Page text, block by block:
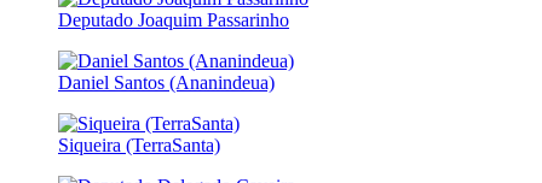
Deputado Joaquim Passarinho
Daniel Santos (Ananindeua)
Siqueira (TerraSanta)